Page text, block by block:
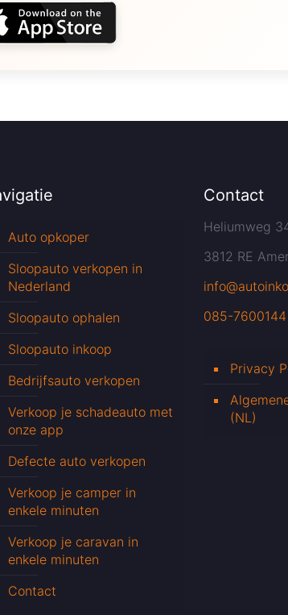
Auto opkoper
Sloopauto verkopen in
Nederland
Sloopauto ophalen
Sloopauto inkoop
Bedrijfsauto verkopen
Verkoop je schadeauto met
onze app
Defecte auto verkopen
Verkoop je camper in
enkele minuten
Verkoop je caravan in
enkele minuten
Contact
Contact
Heliumweg
3812 RE
085-7600144
Privacy
(NL)